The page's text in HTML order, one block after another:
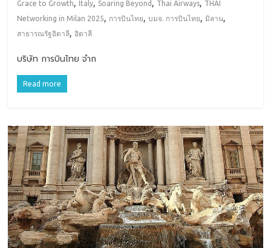
Grace to Growth, Italy, Soaring Beyond , Thai Airways, THAI
Networking in Milan 2025, การบินไทย,บมจ. การบินไทย,มิลาน,
สาธารณรัฐอิตาลี,อิตาลี
บริษัท การบินไทย จำก
Read more